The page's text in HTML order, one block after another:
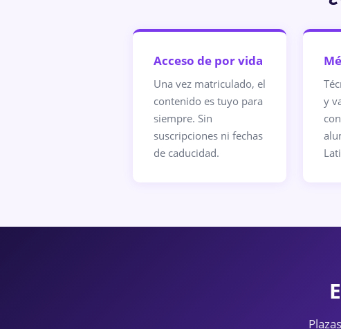
Acceso de por vida
Una vez matriculado, el
contenido es tuyo para
siempre. Sin
suscripciones ni fechas
de caducidad.
y